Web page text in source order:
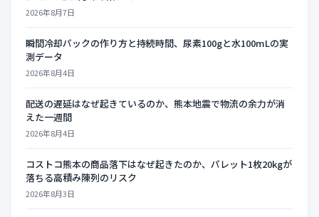
2026年8月7日
瞬間冷却パックの作り方と持続時間、尿素100gと水100mLの実
測データ
2026年8月4日
配送の遅延はなぜ起きているのか、熊本地震で物流の余力が消
えた一週間
2026年8月4日
コストコ熊本の商品落下はなぜ起きたのか、パレット1枚20kgが
落ちる高積み陳列のリスク
2026年8月3日